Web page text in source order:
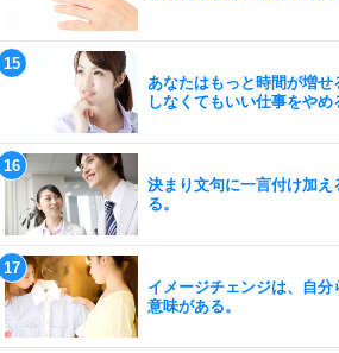
あなたはもっと時間が増せ
しなくてもいい仕事をやめ
決まり文句に一言付け加
る。
イメージチェンジは、自
意味がある。